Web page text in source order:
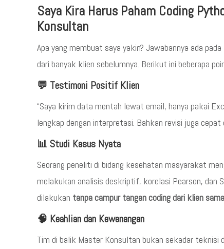
Saya Kira Harus Paham Coding
Konsultan
Apa yang membuat saya yakin? Jawabannya ada
dari banyak klien sebelumnya. Berikut ini beberapa
💬 Testimoni Positif Klien
“Saya kirim data mentah lewat email, hanya pakai
lengkap dengan interpretasi. Bahkan revisi juga
📊 Studi Kasus Nyata
Seorang peneliti di bidang kesehatan masyarakat
melakukan analisis deskriptif, korelasi Pearson, dan
dilakukan tanpa campur tangan coding dari klien
🧠 Keahlian dan Kewenangan
Tim di balik Master Konsultan bukan sekadar